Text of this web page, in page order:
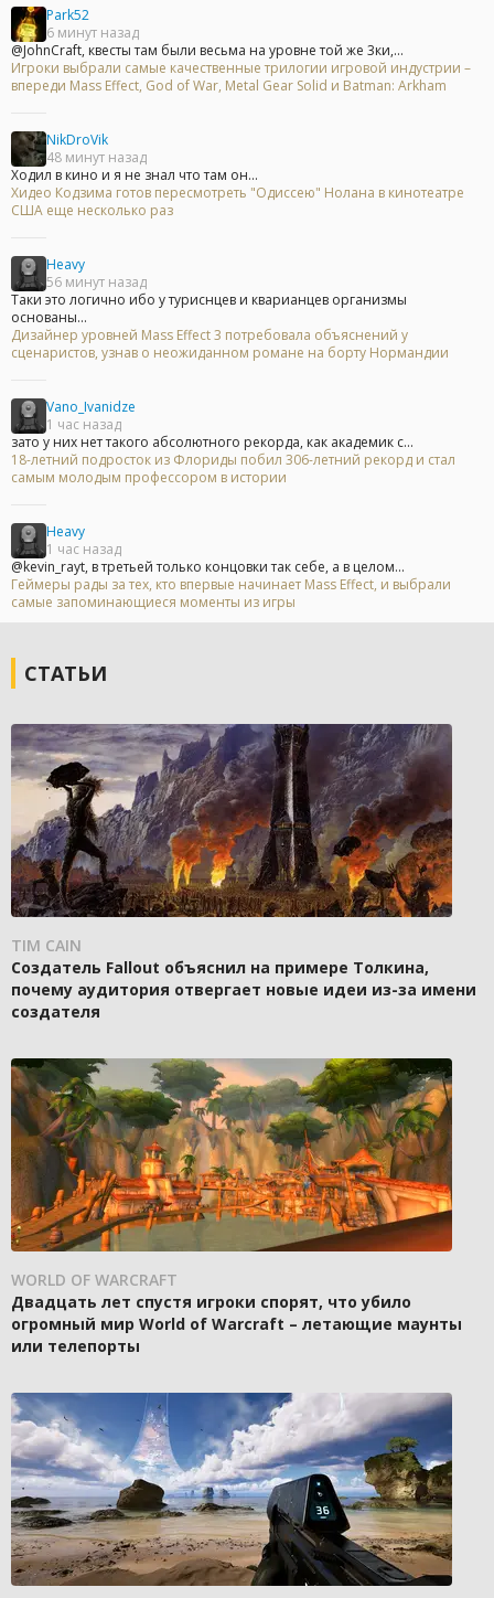
Park52
6 минут назад
@JohnCraft, квесты там были весьма на уровне той же 3ки,...
Игроки выбрали самые качественные трилогии игровой индустрии –
впереди Mass Effect, God of War, Metal Gear Solid и Batman: Arkham
NikDroVik
48 минут назад
Ходил в кино и я не знал что там он...
Хидео Кодзима готов пересмотреть "Одиссею" Нолана в кинотеатре
США еще несколько раз
Heavy
56 минут назад
Таки это логично ибо у туриснцев и кварианцев организмы
основаны...
Дизайнер уровней Mass Effect 3 потребовала объяснений у
сценаристов, узнав о неожиданном романе на борту Нормандии
Vano_Ivanidze
1 час назад
зато у них нет такого абсолютного рекорда, как академик с...
18-летний подросток из Флориды побил 306-летний рекорд и стал
самым молодым профессором в истории
Heavy
1 час назад
@kevin_rayt, в третьей только концовки так себе, а в целом...
Геймеры рады за тех, кто впервые начинает Mass Effect, и выбрали
самые запоминающиеся моменты из игры
СТАТЬИ
TIM CAIN
Создатель Fallout объяснил на примере Толкина,
почему аудитория отвергает новые идеи из-за имени
создателя
WORLD OF WARCRAFT
Двадцать лет спустя игроки спорят, что убило
огромный мир World of Warcraft – летающие маунты
или телепорты